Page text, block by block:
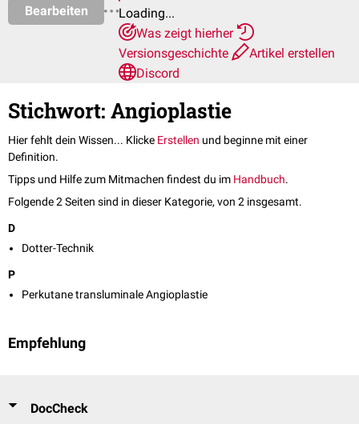
Bearbeiten
Loading...
Was zeigt hierher
Versionsgeschichte
Artikel erstellen
Discord
Stichwort: Angioplastie
Hier fehlt dein Wissen... Klicke Erstellen und beginne mit einer
Definition.
Tipps und Hilfe zum Mitmachen findest du im Handbuch.
Folgende 2 Seiten sind in dieser Kategorie, von 2 insgesamt.
D
Dotter-Technik
P
Perkutane transluminale Angioplastie
Empfehlung
DocCheck